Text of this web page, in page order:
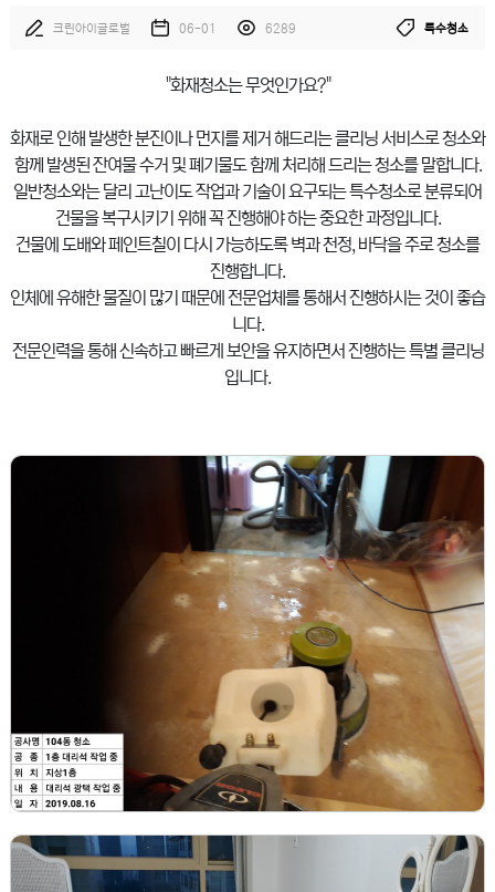
크린아이글로벌 06-01 6289 특수청소
"화재청소는 무엇인가요?"
화재로 인해 발생한 분진이나 먼지를 제거 해드리는 클리닝 서비스로 청소와
함께 발생된 잔여물 수거 및 폐기물도 함께 처리해 드리는 청소를 말합니다.
일반청소와는 달리 고난이도 작업과 기술이 요구되는 특수청소로 분류되어
건물을 복구시키기 위해 꼭 진행해야 하는 중요한 과정입니다.
건물에 도배와 페인트칠이 다시 가능하도록 벽과 천정, 바닥을 주로 청소를
진행합니다.
인체에 유해한 물질이 많기 때문에 전문업체를 통해서 진행하시는 것이 좋습
니다.
전문인력을 통해 신속하고 빠르게 보안을 유지하면서 진행하는 특별 클리닝
입니다.